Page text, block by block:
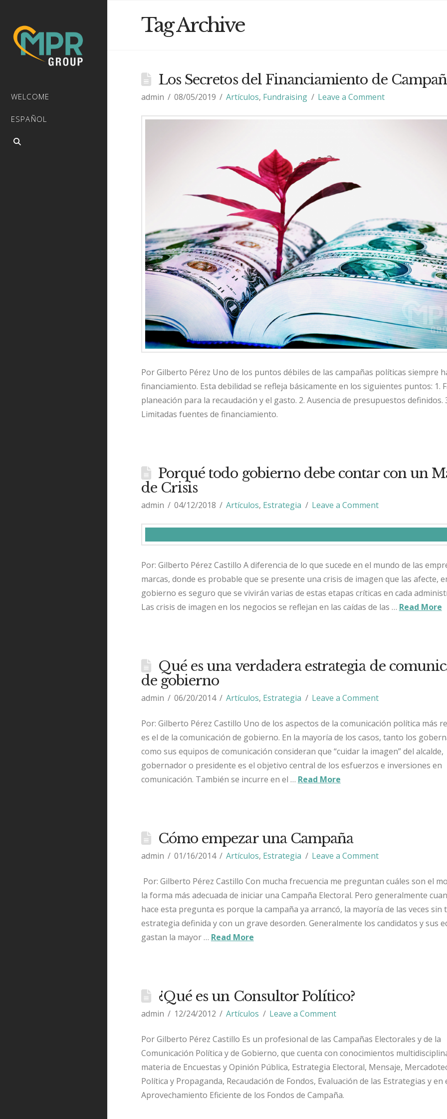
WELCOME
ESPAÑOL
Tag Archive
Los Secretos del Financiamiento de
admin 08/05/2019 Artículos, Fundraising Leave a Comment
Por Gilberto Pérez Uno de los puntos débiles de las campañas políticas siempre
financiamiento. Esta debilidad se refleja básicamente en los siguientes puntos: 1.
planeación para la recaudación y el gasto. 2. Ausencia de presupuestos definidos.
Limitadas fuentes de financiamiento.
Porqué todo gobierno debe contar con un
de Crisis
admin 04/12/2018 Artículos, Estrategia Leave a Comment
Por: Gilberto Pérez Castillo A diferencia de lo que sucede en el mundo de las
marcas, donde es probable que se presente una crisis de imagen que las afecte,
gobierno es seguro que se vivirán varias de estas etapas críticas en cada
Las crisis de imagen en los negocios se reflejan en las caídas de las … Read More
Qué es una verdadera estrategia de
de gobierno
admin 06/20/2014 Artículos, Estrategia Leave a Comment
Por: Gilberto Pérez Castillo Uno de los aspectos de la comunicación política más
es el de la comunicación de gobierno. En la mayoría de los casos, tanto los
como sus equipos de comunicación consideran que “cuidar la imagen” del alcalde,
gobernador o presidente es el objetivo central de los esfuerzos e inversiones en
comunicación. También se incurre en el … Read More
Cómo empezar una Campaña
admin 01/16/2014 Artículos, Estrategia Leave a Comment
Por: Gilberto Pérez Castillo Con mucha frecuencia me preguntan cuáles son el
la forma más adecuada de iniciar una Campaña Electoral. Pero generalmente
hace esta pregunta es porque la campaña ya arrancó, la mayoría de las veces sin
estrategia definida y con un grave desorden. Generalmente los candidatos y sus
gastan la mayor … Read More
¿Qué es un Consultor Político?
admin 12/24/2012 Artículos Leave a Comment
Por Gilberto Pérez Castillo Es un profesional de las Campañas Electorales y de la
Comunicación Política y de Gobierno, que cuenta con conocimientos
materia de Encuestas y Opinión Pública, Estrategia Electoral, Mensaje,
Política y Propaganda, Recaudación de Fondos, Evaluación de las Estrategias y en
Aprovechamiento Eficiente de los Fondos de Campaña.